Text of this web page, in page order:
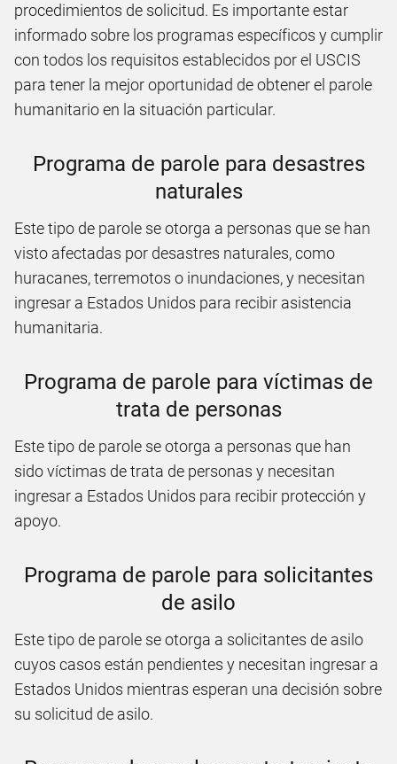
procedimientos de solicitud. Es importante estar
informado sobre los programas específicos y cumplir
con todos los requisitos establecidos por el USCIS
para tener la mejor oportunidad de obtener el parole
humanitario en la situación particular.
Programa de parole para desastres
naturales
Este tipo de parole se otorga a personas que se han
visto afectadas por desastres naturales, como
huracanes, terremotos o inundaciones, y necesitan
ingresar a Estados Unidos para recibir asistencia
humanitaria.
Programa de parole para víctimas de
trata de personas
Este tipo de parole se otorga a personas que han
sido víctimas de trata de personas y necesitan
ingresar a Estados Unidos para recibir protección y
apoyo.
Programa de parole para solicitantes
de asilo
Este tipo de parole se otorga a solicitantes de asilo
cuyos casos están pendientes y necesitan ingresar a
Estados Unidos mientras esperan una decisión sobre
su solicitud de asilo.